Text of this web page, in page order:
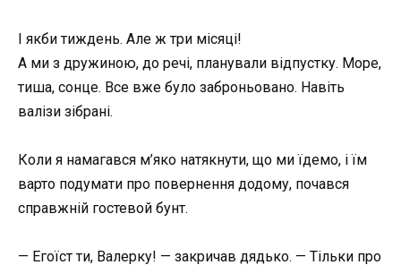
І якби тиждень. Але ж три місяці!
А ми з дружиною, до речі, планували відпустку. Море,
тиша, сонце. Все вже було заброньовано. Навіть
валізи зібрані.
Коли я намагався м’яко натякнути, що ми їдемо, і їм
варто подумати про повернення додому, почався
справжній гостевой бунт.
— Егоїст ти, Валерку! — закричав дядько. — Тільки про